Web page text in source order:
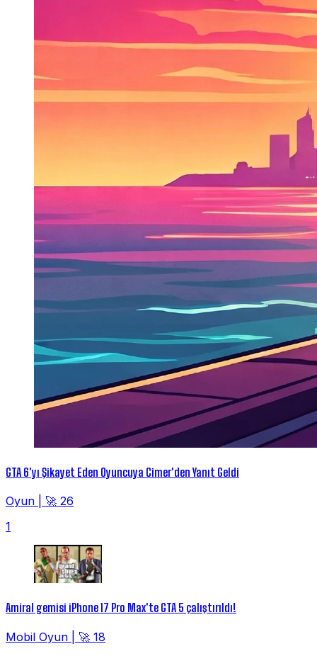
GTA 6'yı Şikayet Eden Oyuncuya Cimer'den Yanıt Geldi
Oyun
🚀 26
1
Amiral gemisi iPhone 17 Pro Max'te GTA 5 çalıştırıldı!
Mobil Oyun
🚀 18